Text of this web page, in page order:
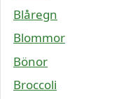
Blåregn
Blommor
Bönor
Broccoli